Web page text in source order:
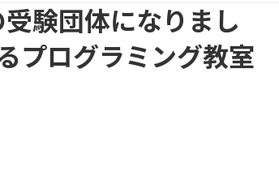
験団体になりまし
プログラミング教室